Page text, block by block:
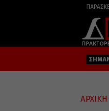
ΑΡΧΙΚΗ